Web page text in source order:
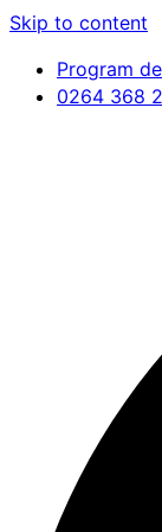
Skip to content
Program
0264 368